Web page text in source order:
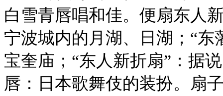
白雪青唇唱和佳。便扇东人
宁波城内的月湖、日湖；“
宝奎庙；“东人新折扇”：据
唇：日本歌舞伎的装扮。扇